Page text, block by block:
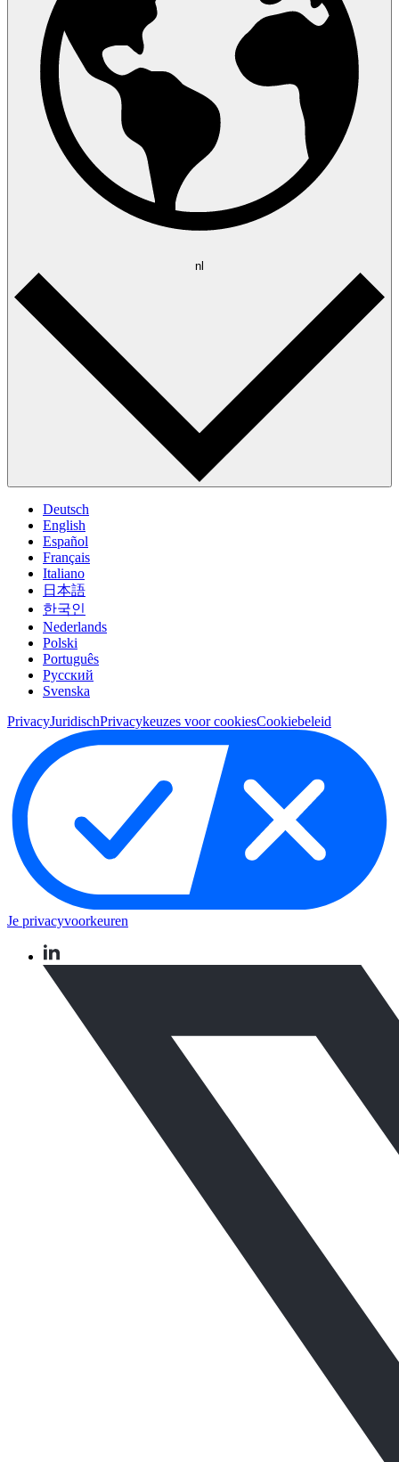
nl
Deutsch
English
Español
Français
Italiano
日本語
한국인
Nederlands
Polski
Português
Pусский
Svenska
PrivacyJuridischPrivacykeuzes voor cookiesCookiebeleid
Je privacyvoorkeuren